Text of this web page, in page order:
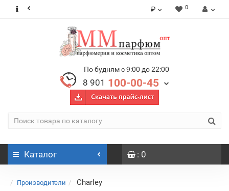
₽ 0
По будням с 9:00 до 22:00
8 901 100-00-45
Каталог : 0
Производители Charley